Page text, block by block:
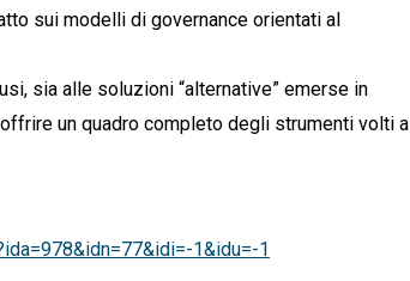
sui modelli di governance orientati al
sia alle soluzioni “alternative” emerse in
un quadro completo degli strumenti volti a
1&idu=-1